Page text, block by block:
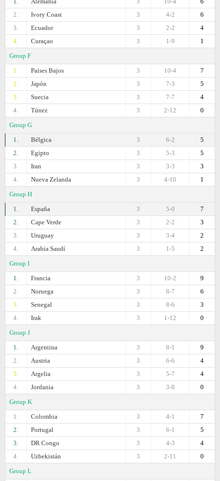
2.
Ivory Coast 6
4-2
3
3.
Ecuador 4
2-2
3
4.
Curaçao 1
1-9
3
Group F
1.
Países Bajos 7
10-4
3
2.
Japón 5
7-3
3
3.
Suecia 4
7-7
3
4.
Túnez 0
2-12
3
Group G
1.
Bélgica 5
6-2
3
2.
Egipto 5
5-3
3
3.
Iran 3
3-3
3
4.
Nueva Zelanda 1
4-10
3
Group H
1.
España 7
5-0
3
2.
Cape Verde 3
2-2
3
3.
Uruguay 2
3-4
3
4.
Arabia Saudí 2
1-5
3
Group I
1.
Francia 9
10-2
3
2.
Noruega 6
8-7
3
3.
Senegal 3
8-6
3
4.
Irak 0
1-12
3
Group J
1.
Argentina 9
8-1
3
2.
Austria 4
6-6
3
3.
Argelia 4
5-7
3
4.
Jordania 0
3-8
3
Group K
1.
Colombia 7
4-1
3
2.
Portugal 5
6-1
3
3.
DR Congo 4
4-3
3
4.
Uzbekistán 0
2-11
3
Group L